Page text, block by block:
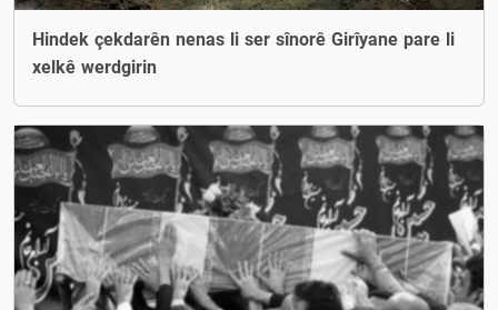
Hindek çekdarên nenas li ser sînorê Girîyane pare li
xelkê werdgirin